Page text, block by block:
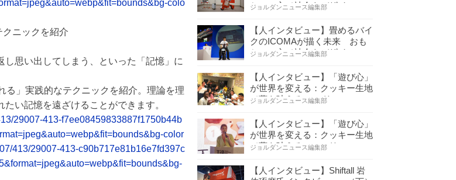
colo
ニックを紹介
思い出してしまう、といった「記憶」に
る」実践的なテクニックを紹介。理論を理
い記憶を遠ざけることができます。
29007-413-f7ee08459833887f1750b44b
color
413/29007-413-c90b717e81b16e7fd397c
ちゃの心で社会をデザイ…
ジョルダンニュース編集部
【人インタビュー】畳めるバイ
クのICOMAが描く未来 おも
ちゃの心で社会をデザイ…
ジョルダンニュース編集部
【人インタビュー】「遊び心」
が世界を変える：クッキー生地
で夢を叶える コロリ…
ジョルダンニュース編集部
【人インタビュー】「遊び心」
が世界を変える：クッキー生地
で夢を叶える コロリ…
ジョルダンニュース編集部
【人インタビュー】Shiftall 岩